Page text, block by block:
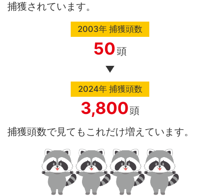
捕獲されています。
2003年 捕獲頭数
50頭
2024年 捕獲頭数
3,800頭
捕獲頭数で見てもこれだけ増えています。